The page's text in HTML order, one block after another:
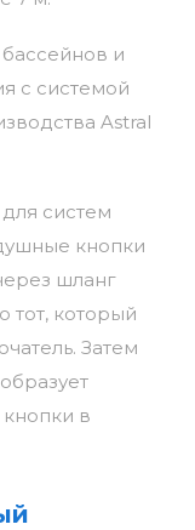
и
с системой
Astral
систем
кнопки
шланг
тот, который
Затем
в